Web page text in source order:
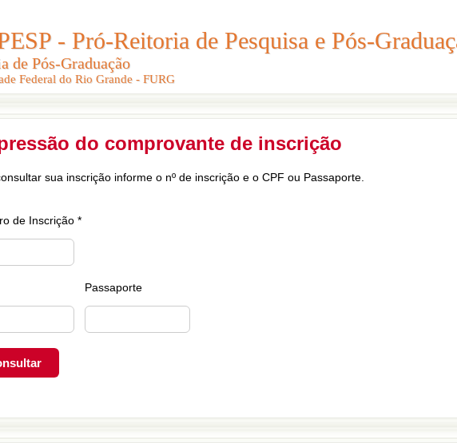
- Pró-Reitoria de Pesquisa e Pós-
de Pós-Graduação
Federal do Rio Grande - FURG
- Pró-Reitoria de Pesquisa e Pós-
de Pós-Graduação
Federal do Rio Grande - FURG
do comprovante de inscrição
sua inscrição informe o nº de inscrição e o CPF ou Passaporte.
de Inscrição *
Passaporte